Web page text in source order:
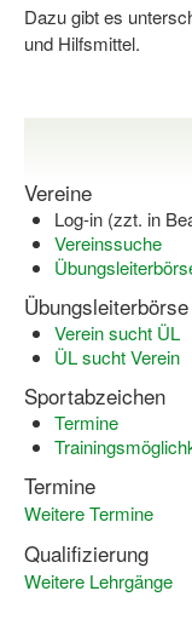
Dazu gibt es
und Hilfsmittel.
Vereine
Log-in (zzt. in
Vereinssuche
Übungsleiterbörse
Verein sucht ÜL
ÜL sucht Verein
Sportabzeichen
Termine
Termine
Weitere Termine
Qualifizierung
Weitere Lehrgänge